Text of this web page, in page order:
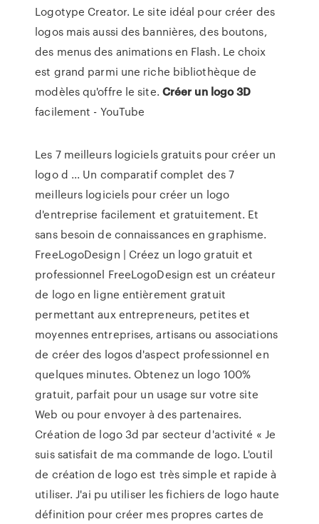
Logotype Creator. Le site idéal pour créer des
logos mais aussi des bannières, des boutons,
des menus des animations en Flash. Le choix
est grand parmi une riche bibliothèque de
modèles qu'offre le site. Créer un logo3D
facilement - YouTube
Les 7 meilleurs logiciels gratuits pour créer un
logo d ... Un comparatif complet des 7
meilleurs logiciels pour créer un logo
d'entreprise facilement et gratuitement. Et
sans besoin de connaissances en graphisme.
FreeLogoDesign | Créez un logo gratuit et
professionnel FreeLogoDesign est un créateur
de logo en ligne entièrement gratuit
permettant aux entrepreneurs, petites et
moyennes entreprises, artisans ou associations
de créer des logos d'aspect professionnel en
quelques minutes. Obtenez un logo 100%
gratuit, parfait pour un usage sur votre site
Web ou pour envoyer à des partenaires.
Création de logo 3d par secteur d'activité « Je
suis satisfait de ma commande de logo. L'outil
de création de logo est très simple et rapide à
utiliser. J'ai pu utiliser les fichiers de logo haute
définition pour créer mes propres cartes de